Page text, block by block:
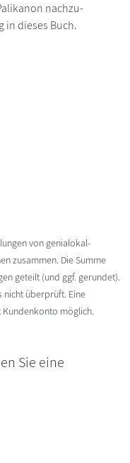
nachzu­
in dieses Buch.
von genialokal-
zusammen. Die Summe
geteilt (und ggf. gerundet).
nicht überprüft. Eine
möglich.
Sie eine